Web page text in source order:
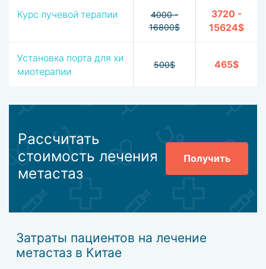
Курс лучевой терапии
4000 -
16800$
3720 -
15624$
Установка порта для хи
миотерапии
500$ 465$
Рассчитать
стоимость лечения
метастаз
Получить
Затраты пациентов на лечение
метастаз в Китае